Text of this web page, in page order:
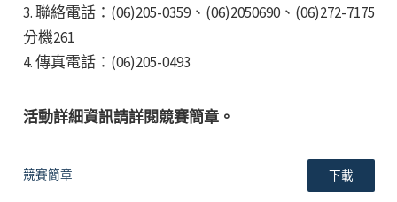
3. 聯絡電話：(06)205-0359、(06)2050690、(06)272-7175
分機261
4. 傳真電話：(06)205-0493
活動詳細資訊請詳閱競賽簡章。
競賽簡章 下載